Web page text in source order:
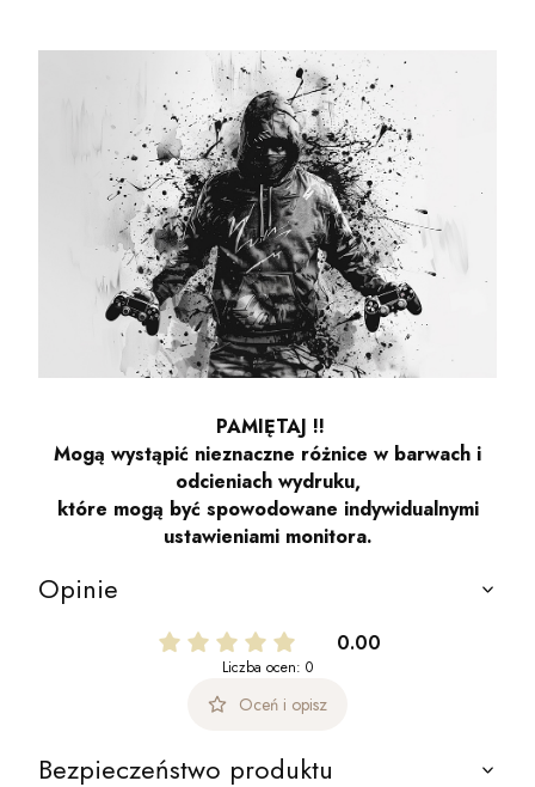
PAMIĘTAJ !!
Mogą wystąpić nieznaczne różnice w barwach i
odcieniach wydruku,
które mogą być spowodowane indywidualnymi
ustawieniami monitora.
Opinie
0.00
Liczba ocen: 0
Oceń i opisz
Bezpieczeństwo produktu